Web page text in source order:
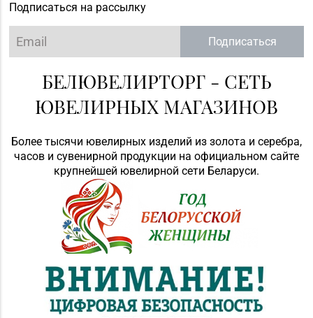
Подписаться на рассылку
Подписаться
БЕЛЮВЕЛИРТОРГ - СЕТЬ
ЮВЕЛИРНЫХ МАГАЗИНОВ
Более тысячи ювелирных изделий из золота и серебра,
часов и сувенирной продукции на официальном сайте
крупнейшей ювелирной сети Беларуси.